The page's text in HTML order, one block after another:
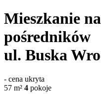
Mieszkanie
pośredników
ul. Buska
- cena ukryta
57 m² 4 pokoje